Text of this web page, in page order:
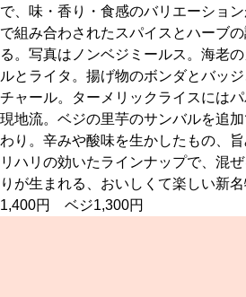
SERIES
カレーが好き
京都おやつクラブ
私と店のはなし
で、味・香り・食感のバリエーショ
で組み合わされたスパイスとハーブ
る。写真はノンベジミールス。海老
ルとライタ。揚げ物のボンダとバッ
チャール。ターメリックライスには
現地流。ベジの里芋のサンバルを追
わり。辛みや酸味を生かしたもの、
リハリの効いたラインナップで、混
りが生まれる、おいしくて楽しい新
1,400円 ベジ1,300円